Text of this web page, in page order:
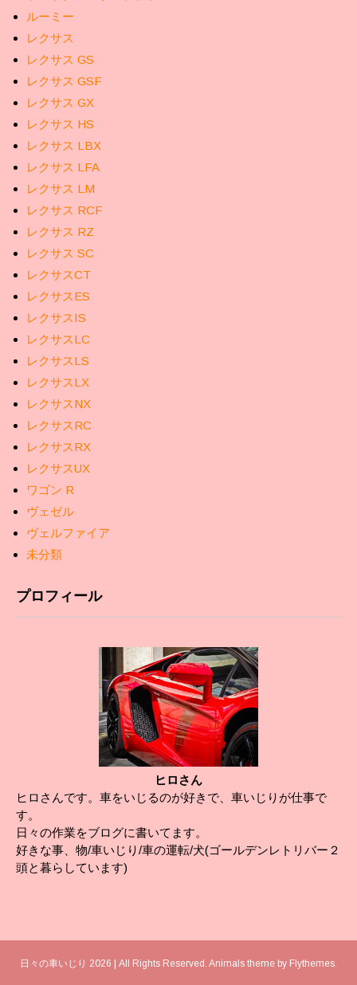
ルーミー
レクサス
レクサス GS
レクサス GSF
レクサス GX
レクサス HS
レクサス LBX
レクサス LFA
レクサス LM
レクサス RCF
レクサス RZ
レクサス SC
レクサスCT
レクサスES
レクサスIS
レクサスLC
レクサスLS
レクサスLX
レクサスNX
レクサスRC
レクサスRX
レクサスUX
ワゴン R
ヴェゼル
ヴェルファイア
未分類
プロフィール
ヒロさん
ヒロさんです。車をいじるのが好きで、車いじりが仕事で
す。
日々の作業をブログに書いてます。
好きな事、物/車いじり/車の運転/犬(ゴールデンレトリバー２
頭と暮らしています)
日々の車いじり 2026 | All Rights Reserved. Animals theme by Flythemes.